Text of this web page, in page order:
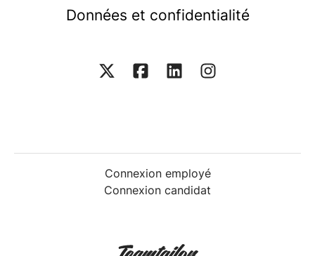
Données et confidentialité
Connexion employé
Connexion candidat